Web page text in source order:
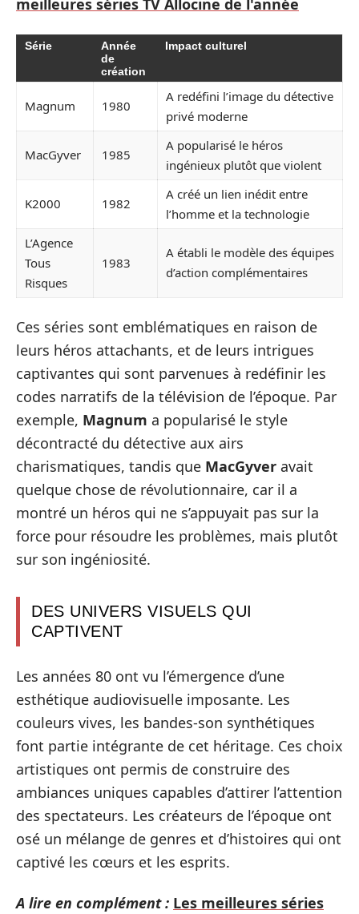
meilleures séries TV Allocine de l'année
Série
Année
de
création
Impact culturel
Magnum 1980
A redéfini l’image du détective
privé moderne
MacGyver 1985
A popularisé le héros
ingénieux plutôt que violent
K2000 1982
A créé un lien inédit entre
l’homme et la technologie
L’Agence
Tous
Risques
1983
A établi le modèle des équipes
d’action complémentaires
Ces séries sont emblématiques en raison de
leurs héros attachants, et de leurs intrigues
captivantes qui sont parvenues à redéfinir les
codes narratifs de la télévision de l’époque. Par
exemple, Magnum a popularisé le style
décontracté du détective aux airs
charismatiques, tandis que MacGyver avait
quelque chose de révolutionnaire, car il a
montré un héros qui ne s’appuyait pas sur la
force pour résoudre les problèmes, mais plutôt
sur son ingéniosité.
DES UNIVERS VISUELS QUI
CAPTIVENT
Les années 80 ont vu l’émergence d’une
esthétique audiovisuelle imposante. Les
couleurs vives, les bandes-son synthétiques
font partie intégrante de cet héritage. Ces choix
artistiques ont permis de construire des
ambiances uniques capables d’attirer l’attention
des spectateurs. Les créateurs de l’époque ont
osé un mélange de genres et d’histoires qui ont
captivé les cœurs et les esprits.
A lire en complément : Les meilleures séries